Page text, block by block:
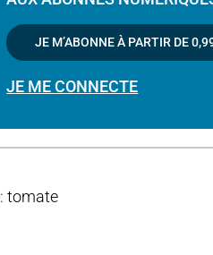
JE M’ABONNE À PARTIR DE
JE ME CONNECTE
:tomate